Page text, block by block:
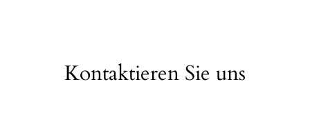
Kontaktieren Sie uns